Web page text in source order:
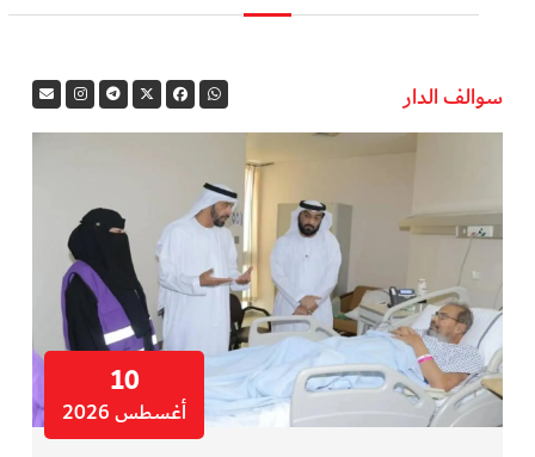
سوالف الدار
10
أغسطس 2026